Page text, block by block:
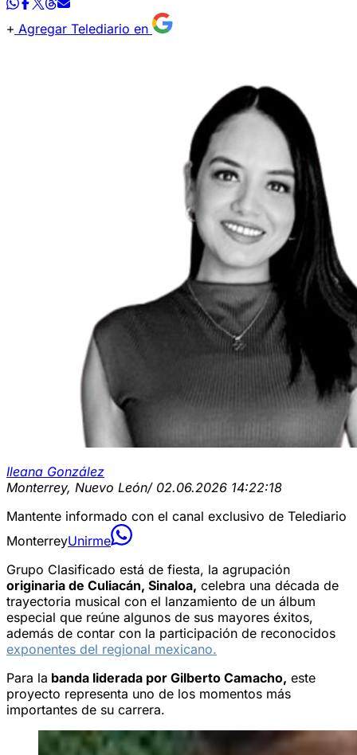
Agregar Telediario en
Ileana González
Monterrey, Nuevo León/ 02.06.2026 14:22:18
Mantente informado con el canal exclusivo de Telediario
MonterreyUnirme
Grupo Clasificado está de fiesta, la agrupación
originaria de Culiacán, Sinaloa, celebra una década de
trayectoria musical con el lanzamiento de un álbum
especial que reúne algunos de sus mayores éxitos,
además de contar con la participación de reconocidos
exponentes del regional mexicano.
Para la banda liderada por Gilberto Camacho, este
proyecto representa uno de los momentos más
importantes de su carrera.